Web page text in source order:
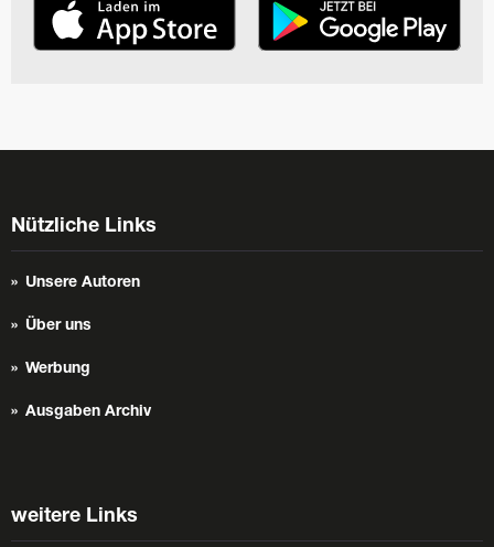
Nützliche Links
Unsere Autoren
Über uns
Werbung
Ausgaben Archiv
weitere Links